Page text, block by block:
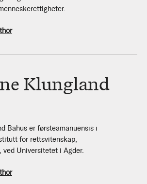
Klungland
Bahus er førsteamanuensis i
for rettsvitenskap,
ved Universitetet i Agder.